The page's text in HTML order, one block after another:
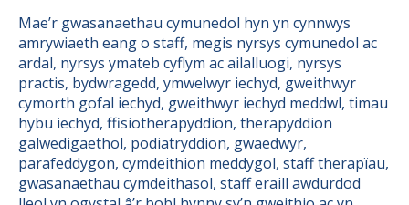
Mae’r gwasanaethau cymunedol hyn yn cynnwys
amrywiaeth eang o staff, megis nyrsys cymunedol ac
ardal, nyrsys ymateb cyflym ac ailalluogi, nyrsys
practis, bydwragedd, ymwelwyr iechyd, gweithwyr
cymorth gofal iechyd, gweithwyr iechyd meddwl, timau
hybu iechyd, ffisiotherapyddion, therapyddion
galwedigaethol, podiatryddion, gwaedwyr,
parafeddygon, cymdeithion meddygol, staff therapïau,
gwasanaethau cymdeithasol, staff eraill awdurdod